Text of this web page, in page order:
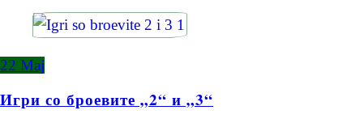
22 Мај
Игри со броевите „2“ и „3“